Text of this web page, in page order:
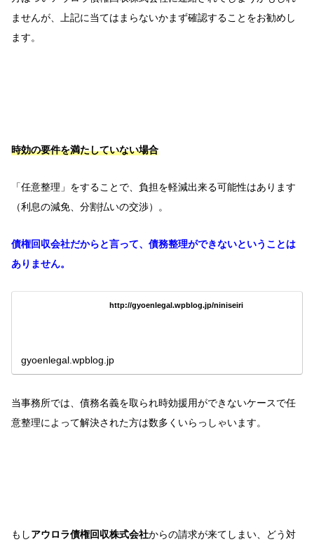
ませんが、上記に当てはまらないかまず確認することをお勧めし
ます。
時効の要件を満たしていない場合
「任意整理」をすることで、負担を軽減出来る可能性はあります
（利息の減免、分割払いの交渉）。
債権回収会社だからと言って、債務整理ができないということは
ありません。
http://gyoenlegal.wpblog.jp/niniseiri
gyoenlegal.wpblog.jp
当事務所では、債務名義を取られ時効援用ができないケースで任
意整理によって解決された方は数多くいらっしゃいます。
もしアウロラ債権回収株式会社からの請求が来てしまい、どう対